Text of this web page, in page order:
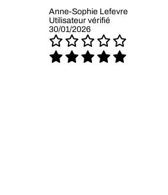
Anne-Sophie Lefevre
Utilisateur vérifié
30/01/2026